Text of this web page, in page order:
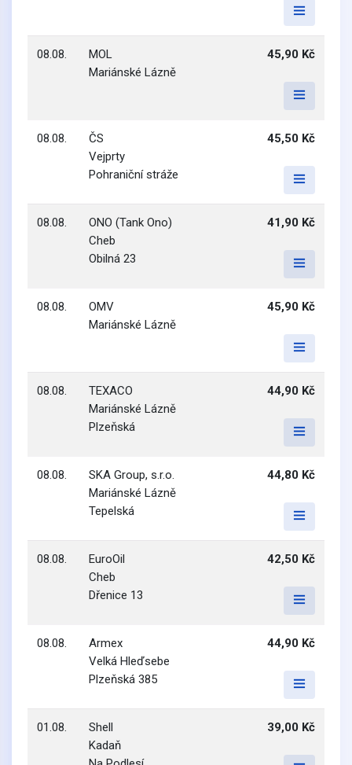
08.08.
MOL
Mariánské Lázně
45,90 Kč
08.08.
ČS
Vejprty
Pohraniční stráže
45,50 Kč
08.08.
ONO (Tank Ono)
Cheb
Obilná 23
41,90 Kč
08.08.
OMV
Mariánské Lázně
45,90 Kč
08.08.
TEXACO
Mariánské Lázně
Plzeňská
44,90 Kč
08.08.
SKA Group, s.r.o.
Mariánské Lázně
Tepelská
44,80 Kč
08.08.
EuroOil
Cheb
Dřenice 13
42,50 Kč
08.08.
Armex
Velká Hleďsebe
Plzeňská 385
44,90 Kč
01.08.
Shell
Kadaň
39,00 Kč